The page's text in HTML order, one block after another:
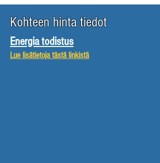
Kohteen hinta tiedot
Energia todistus
Lue lisätietoja tästä linkistä